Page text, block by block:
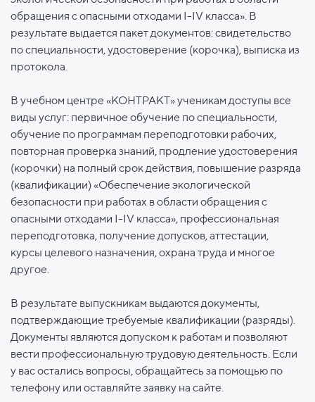
обращения с опасными отходами I-IV класса». В
результате выдается пакет документов: свидетельство
по специальности, удостоверение (корочка), выписка из
протокола.
В учебном центре «КОНТРАКТ» ученикам доступы все
виды услуг: первичное обучение по специальности,
обучение по программам переподготовки рабочих,
повторная проверка знаний, продление удостоверения
(корочки) на полный срок действия, повышение разряда
(квалификации) «Обеспечение экологической
безопасности при работах в области обращения с
опасными отходами I-IV класса», профессиональная
переподготовка, получение допусков, аттестации,
курсы целевого назначения, охрана труда и многое
другое.
В результате выпускникам выдаются документы,
подтверждающие требуемые квалификации (разряды).
Документы являются допуском к работам и позволяют
вести профессиональную трудовую деятельность. Если
у вас остались вопросы, обращайтесь за помощью по
телефону или оставляйте заявку на сайте.